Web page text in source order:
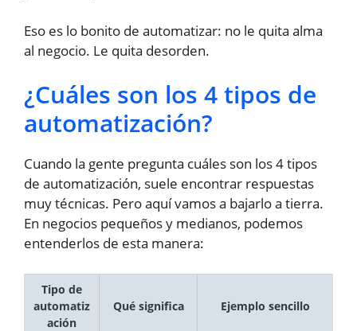
Eso es lo bonito de automatizar: no le quita alma
al negocio. Le quita desorden.
¿Cuáles son los 4 tipos de
automatización?
Cuando la gente pregunta cuáles son los 4 tipos
de automatización, suele encontrar respuestas
muy técnicas. Pero aquí vamos a bajarlo a tierra.
En negocios pequeños y medianos, podemos
entenderlos de esta manera:
Tipo de
automatiz
ación
Qué significa Ejemplo sencillo